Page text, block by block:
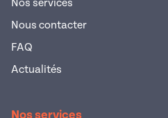
Nos services
Nous contacter
FAQ
Actualités